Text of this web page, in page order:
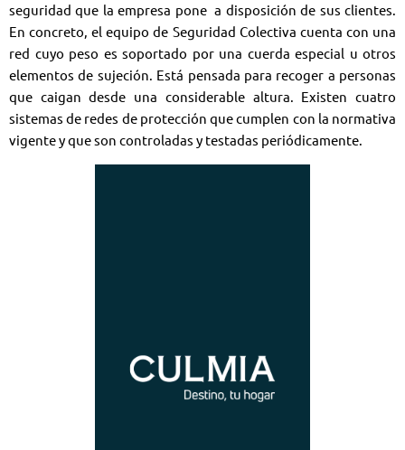
seguridad que la empresa pone a disposición de sus clientes.
En concreto, el equipo de Seguridad Colectiva cuenta con una
red cuyo peso es soportado por una cuerda especial u otros
elementos de sujeción. Está pensada para recoger a personas
que caigan desde una considerable altura. Existen cuatro
sistemas de redes de protección que cumplen con la normativa
vigente y que son controladas y testadas periódicamente.